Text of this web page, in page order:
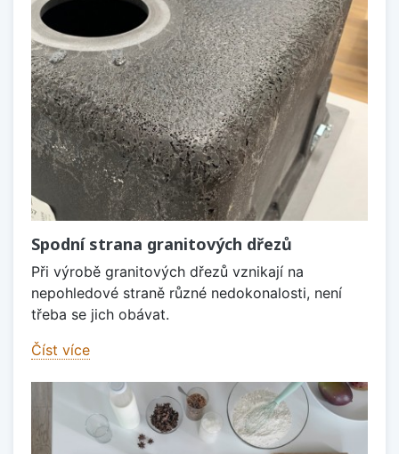
Spodní strana granitových dřezů
Při výrobě granitových dřezů vznikají na
nepohledové straně různé nedokonalosti, není
třeba se jich obávat.
Číst více